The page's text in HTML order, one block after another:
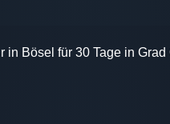
in Bösel für 30 Tage in